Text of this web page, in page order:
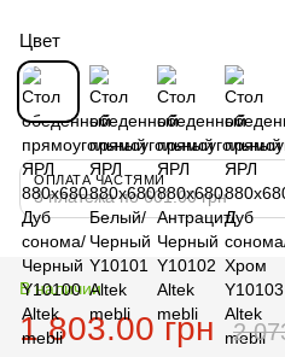
Цвет
ОПЛАТА ЧАСТЯМИ
3 платежа по 601.00 грн
В наличии
1 803.00 грн 2